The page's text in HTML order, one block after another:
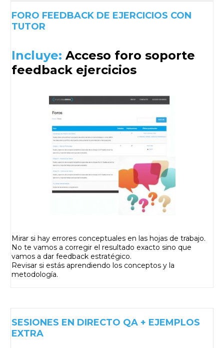
FORO FEEDBACK DE EJERCICIOS CON
TUTOR
Incluye: Acceso foro soporte
feedback ejercicios
Mirar si hay errores conceptuales en las hojas de trabajo.
No te vamos a corregir el resultado exacto sino que
vamos a dar feedback estratégico.
Revisar si estás aprendiendo los conceptos y la
metodología.
SESIONES EN DIRECTO QA + EJEMPLOS
EXTRA